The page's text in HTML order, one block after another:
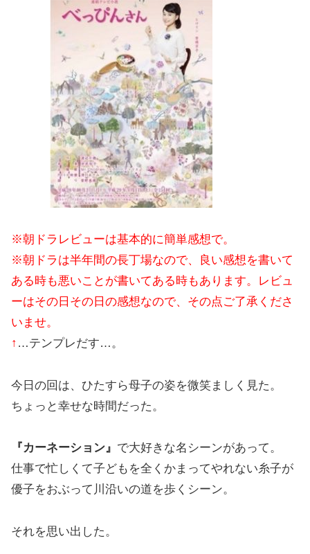
※朝ドラレビューは基本的に簡単感想で。
※朝ドラは半年間の長丁場なので、良い感想を書いて
ある時も悪いことが書いてある時もあります。レビュ
ーはその日その日の感想なので、その点ご了承くださ
いませ。
↑ …テンプレだす…。
今日の回は、ひたすら母子の姿を微笑ましく見た。
ちょっと幸せな時間だった。
『カーネーション』 で大好きな名シーンがあって。
仕事で忙しくて子どもを全くかまってやれない糸子が
優子をおぶって川沿いの道を歩くシーン。
それを思い出した。